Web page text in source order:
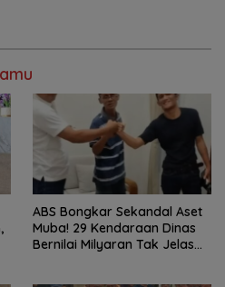
ABS Bongkar Sekandal Aset
Muba! 29 Kendaraan Dinas
Bernilai Milyaran Tak Jelas